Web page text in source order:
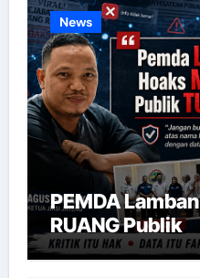
News
PEMDA
RUANG Publik